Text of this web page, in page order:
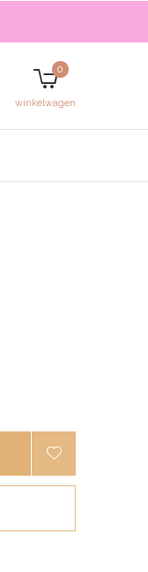
winkelwagen
0